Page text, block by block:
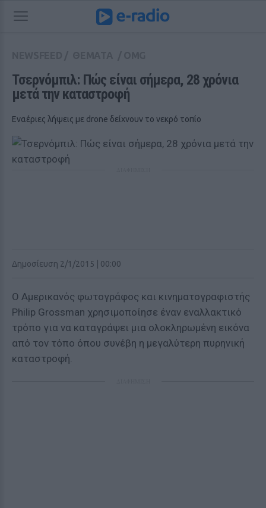
Τσερνόμπιλ: Πώς είναι σήμερα, 28 χρόνια
μετά την καταστροφή
Εναέριες λήψεις με drone δείχνουν το νεκρό τοπίο
Δημοσίευση 2/1/2015 | 00:00
Ο Αμερικανός φωτογράφος και κινηματογραφιστής
Philip Grossman χρησιμοποίησε έναν εναλλακτικό
τρόπο για να καταγράψει μια ολοκληρωμένη εικόνα
από τον τόπο όπου συνέβη η μεγαλύτερη πυρηνική
καταστροφή.